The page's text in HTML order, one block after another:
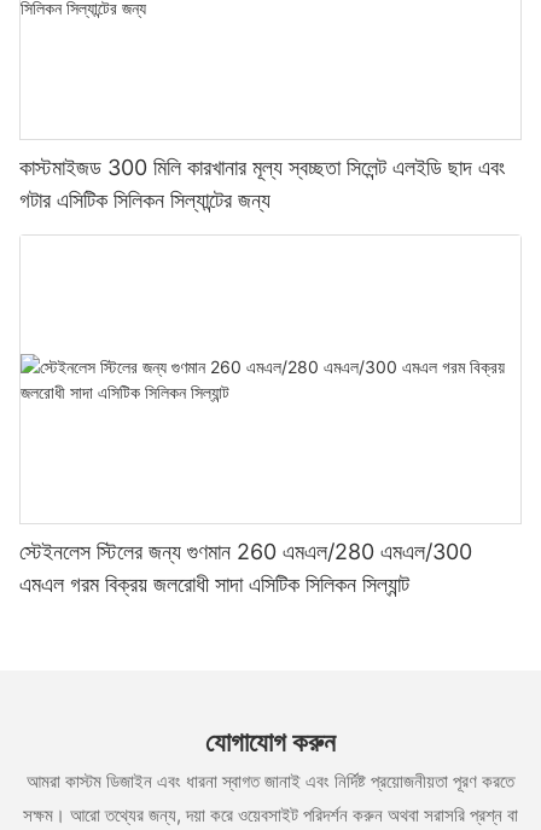
কাস্টমাইজড 300 মিলি কারখানার মূল্য স্বচ্ছতা সিলেন্ট এলইডি ছাদ এবং
গটার এসিটিক সিলিকন সিল্যান্টের জন্য
স্টেইনলেস স্টিলের জন্য গুণমান 260 এমএল/280 এমএল/300
এমএল গরম বিক্রয় জলরোধী সাদা এসিটিক সিলিকন সিল্যান্ট
যোগাযোগ করুন
আমরা কাস্টম ডিজাইন এবং ধারনা স্বাগত জানাই এবং নির্দিষ্ট প্রয়োজনীয়তা পূরণ করতে
সক্ষম। আরো তথ্যের জন্য, দয়া করে ওয়েবসাইট পরিদর্শন করুন অথবা সরাসরি প্রশ্ন বা